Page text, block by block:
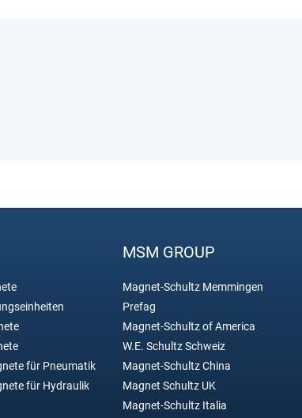
für Pneumatik
für Hydraulik
MSM GROUP
Magnet-Schultz Memmingen
Prefag
Magnet-Schultz of America
W.E. Schultz Schweiz
Magnet-Schultz China
Magnet Schultz UK
Magnet-Schultz Italia